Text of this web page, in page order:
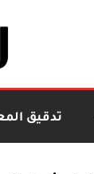
تدقيق